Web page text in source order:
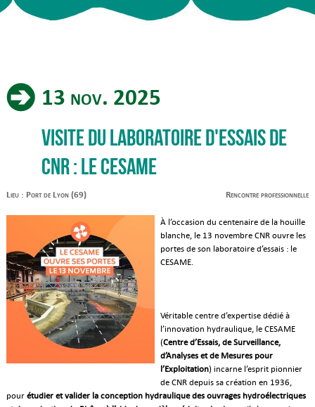
13 nov. 2025
Visite du laboratoire d'essais de
CNR : le CESAME
Lieu : Port de Lyon (69) Rencontre professionnelle
À l’occasion du centenaire de la houille
blanche, le 13 novembre CNR ouvre les
portes de son laboratoire d’essais : le
CESAME.
Véritable centre d’expertise dédié à
l’innovation hydraulique, le CESAME
(Centre d’Essais, de Surveillance,
d’Analyses et de Mesures pour
l’Exploitation) incarne l’esprit pionnier
de CNR depuis sa création en 1936,
pour étudier et valider la conception hydraulique des ouvrages hydroélectriques